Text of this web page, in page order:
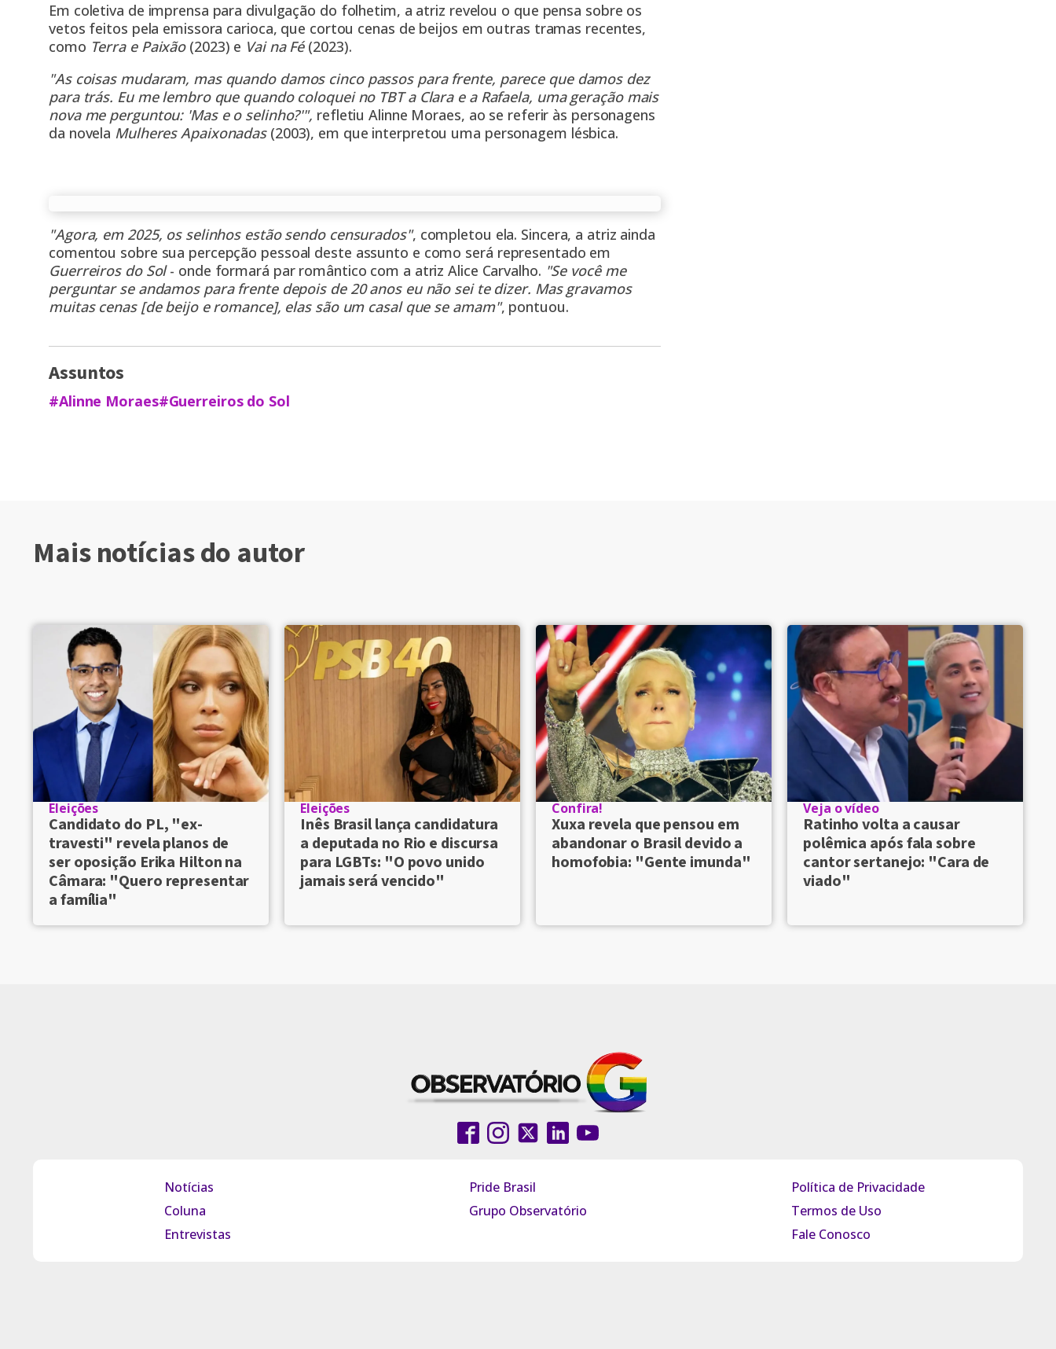
Em coletiva de imprensa para divulgação do folhetim, a atriz revelou o que pensa sobre os
vetos feitos pela emissora carioca, que cortou cenas de beijos em outras tramas recentes,
como Terra e Paixão(2023) e Vai na Fé(2023).
"As coisas mudaram, mas quando damos cinco passos para frente, parece que damos dez
para trás. Eu me lembro que quando coloquei no TBT a Clara e a Rafaela, uma geração mais
nova me perguntou: 'Mas e o selinho?'", refletiu Alinne Moraes, ao se referir às personagens
da novela Mulheres Apaixonadas (2003), em que interpretou uma personagem lésbica.
"Agora, em 2025, os selinhos estão sendo censurados", completou ela. Sincera, a atriz ainda
comentou sobre sua percepção pessoal deste assunto e como será representado em
Guerreiros do Sol- onde formará par romântico com a atriz Alice Carvalho. "Se você me
perguntar se andamos para frente depois de 20 anos eu não sei te dizer. Mas gravamos
muitas cenas [de beijo e romance], elas são um casal que se amam", pontuou.
Assuntos
#Alinne Moraes#Guerreiros do Sol
Mais notícias do autor
Eleições
Candidato do PL, "ex-
travesti" revela planos de
ser oposição Erika Hilton na
Câmara: "Quero representar
a família"
Eleições
Inês Brasil lança candidatura
a deputada no Rio e discursa
para LGBTs: "O povo unido
jamais será vencido"
Confira!
Xuxa revela que pensou em
abandonar o Brasil devido a
homofobia: "Gente imunda"
Veja o vídeo
Ratinho volta a causar
polêmica após fala sobre
cantor sertanejo: "Cara de
viado"
Notícias
Coluna
Entrevistas
Pride Brasil
Grupo Observatório
Política de Privacidade
Termos de Uso
Fale Conosco